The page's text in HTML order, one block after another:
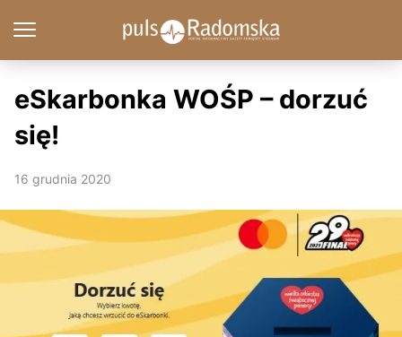
eSkarbonka WOŚP – dorzuć
się!
16 grudnia 2020